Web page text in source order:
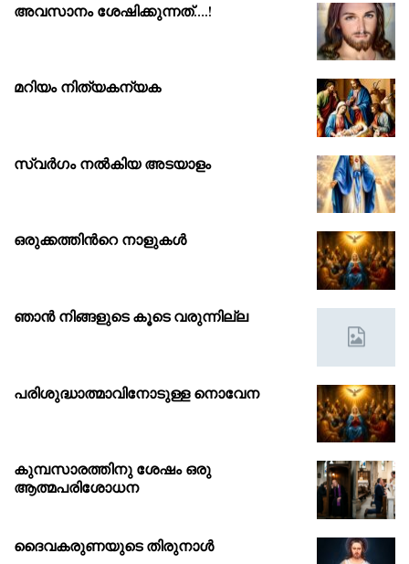
അവസാനം ശേഷിക്കുന്നത്….!
മറിയം നിത്യകന്യക
സ്വർഗം നൽകിയ അടയാളം
ഒരുക്കത്തിൻറെ നാളുകൾ
ഞാൻ നിങ്ങളുടെ കൂടെ വരുന്നില്ല
പരിശുദ്ധാത്മാവിനോടുള്ള നൊവേന
കുമ്പസാരത്തിനു ശേഷം ഒരു
ആത്മപരിശോധന
ദൈവകരുണയുടെ തിരുനാൾ